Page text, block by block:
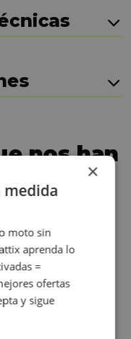
nos han
los clientes es
y conoce
×
medida
moto sin
aprenda lo
=
ofertas
y sigue